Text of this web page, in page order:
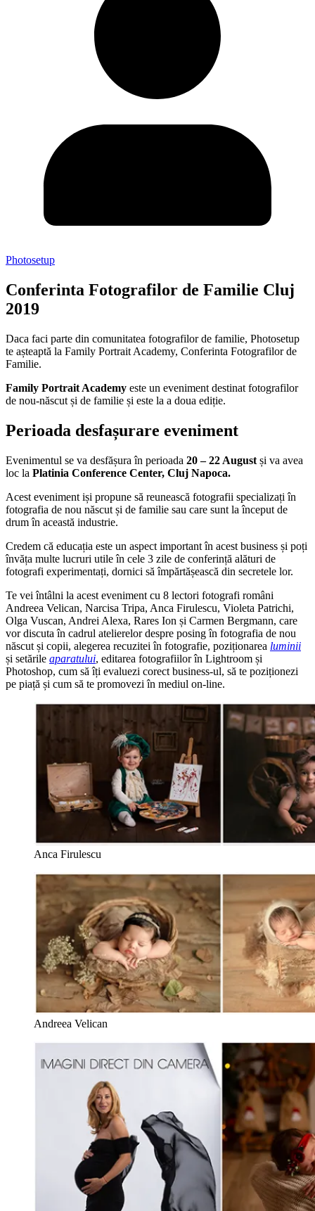
Photosetup
Conferinta Fotografilor de Familie Cluj
2019
Daca faci parte din comunitatea fotografilor de familie, Photosetup
te așteaptă la Family Portrait Academy, Conferinta Fotografilor de
Familie.
Family Portrait Academy este un eveniment destinat fotografilor
de nou-născut și de familie și este la a doua ediție.
Perioada desfașurare eveniment
Evenimentul se va desfășura în perioada 20 – 22 August și va avea
loc la Platinia Conference Center, Cluj Napoca.
Acest eveniment iși propune să reunească fotografii specializați în
fotografia de nou născut și de familie sau care sunt la început de
drum în această industrie.
Credem că educația este un aspect important în acest business și poți
învăța multe lucruri utile în cele 3 zile de conferință alături de
fotografi experimentați, dornici să împărtășească din secretele lor.
Te vei întâlni la acest eveniment cu 8 lectori fotografi români
Andreea Velican, Narcisa Tripa, Anca Firulescu, Violeta Patrichi,
Olga Vuscan, Andrei Alexa, Rares Ion și Carmen Bergmann, care
vor discuta în cadrul atelierelor despre posing în fotografia de nou
născut și copii, alegerea recuzitei în fotografie, poziționarea luminii
și setările aparatului, editarea fotografiilor în Lightroom și
Photoshop, cum să îți evaluezi corect business-ul, să te poziționezi
pe piață și cum să te promovezi în mediul on-line.
Anca Firulescu
Andreea Velican